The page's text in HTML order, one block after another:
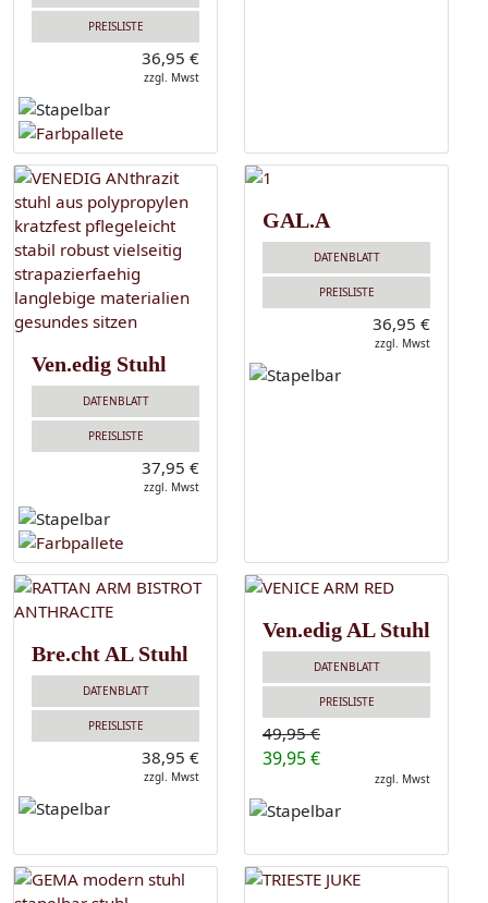
PREISLISTE
36,95 €
zzgl. Mwst
Ven.edig Stuhl
DATENBLATT
PREISLISTE
37,95 €
zzgl. Mwst
GAL.A
DATENBLATT
PREISLISTE
36,95 €
zzgl. Mwst
Bre.cht AL Stuhl
DATENBLATT
PREISLISTE
38,95 €
zzgl. Mwst
Ven.edig AL Stuhl
DATENBLATT
PREISLISTE
49,95 €
39,95 €
zzgl. Mwst